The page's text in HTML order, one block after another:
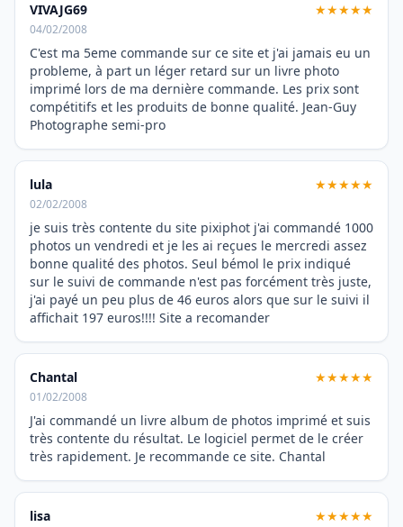
VIVAJG69 ★★★★★
04/02/2008
C'est ma 5eme commande sur ce site et j'ai jamais eu un
probleme, à part un léger retard sur un livre photo
imprimé lors de ma dernière commande. Les prix sont
compétitifs et les produits de bonne qualité. Jean-Guy
Photographe semi-pro
lula ★★★★★
02/02/2008
je suis très contente du site pixiphot j'ai commandé 1000
photos un vendredi et je les ai reçues le mercredi assez
bonne qualité des photos. Seul bémol le prix indiqué
sur le suivi de commande n'est pas forcément très juste,
j'ai payé un peu plus de 46 euros alors que sur le suivi il
affichait 197 euros!!!! Site a recomander
Chantal ★★★★★
01/02/2008
J'ai commandé un livre album de photos imprimé et suis
très contente du résultat. Le logiciel permet de le créer
très rapidement. Je recommande ce site. Chantal
lisa ★★★★★